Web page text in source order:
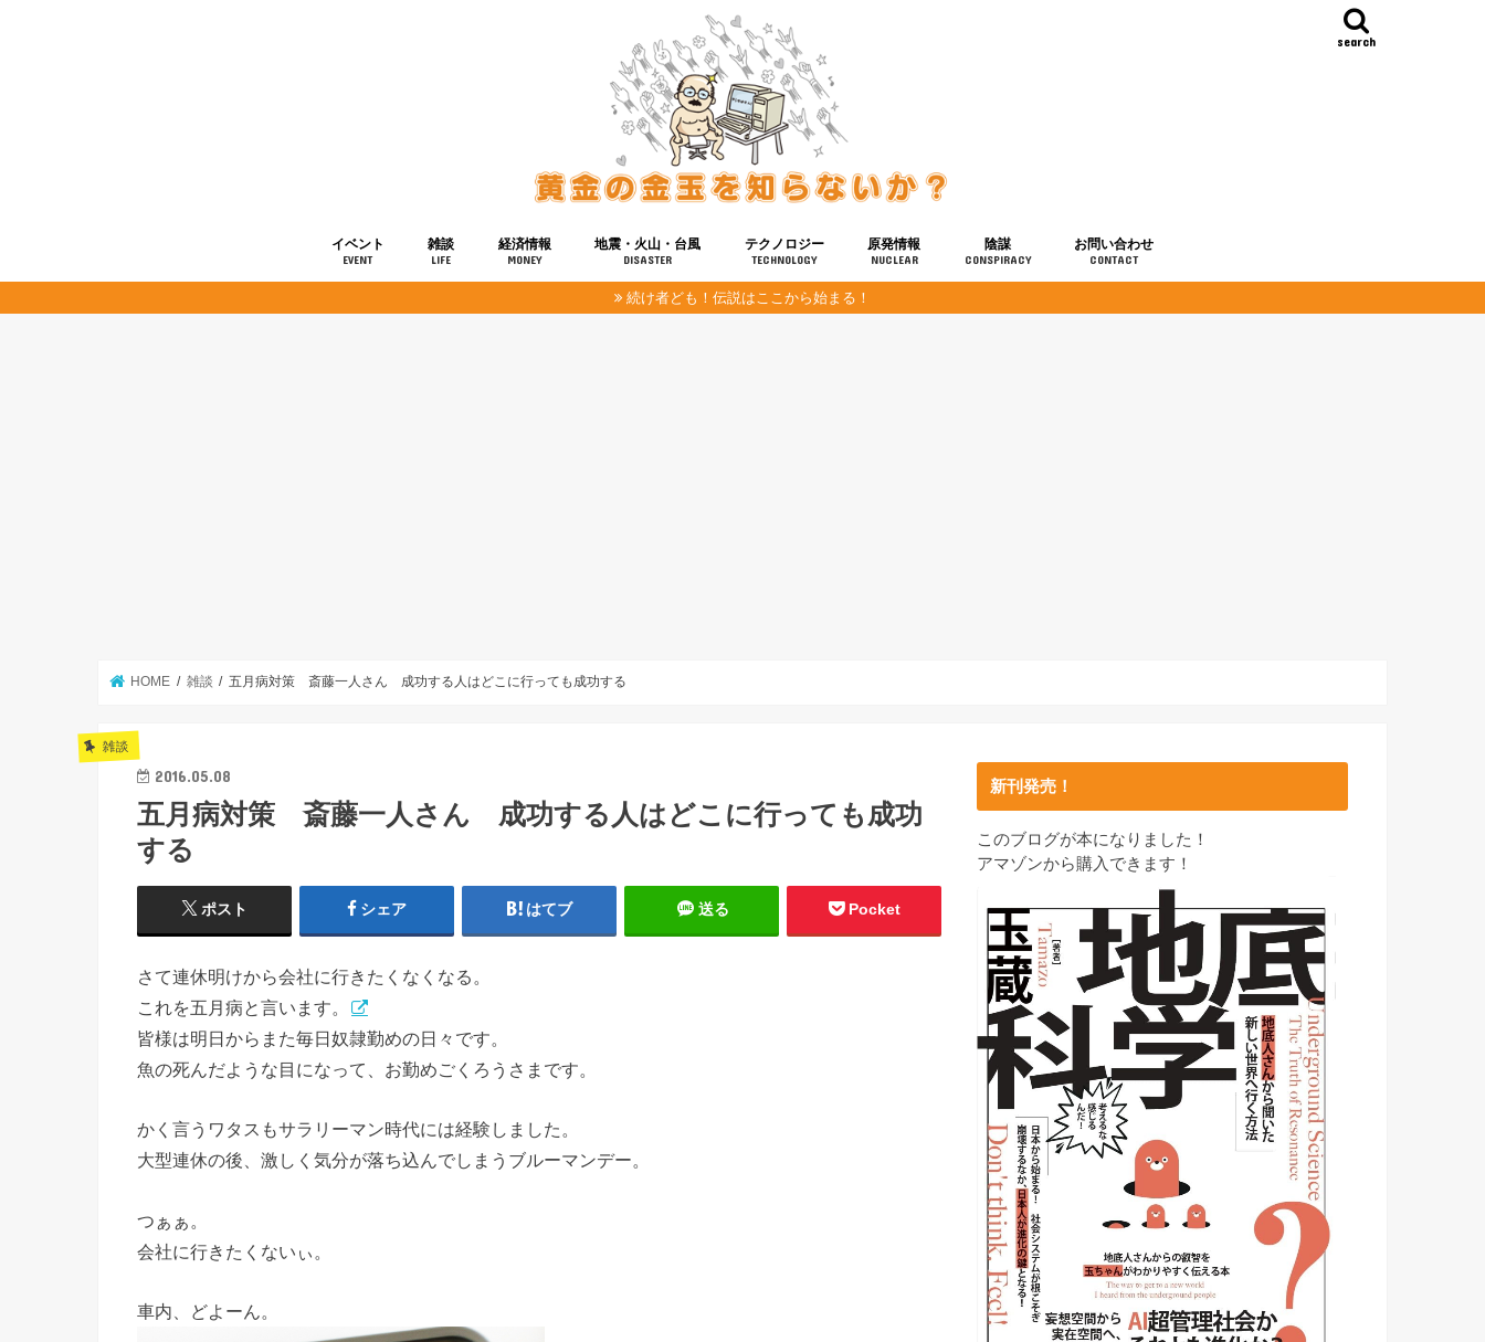
search
イベント
EVENT
雑談
LIFE
経済情報
MONEY
地震・火山・台風
DISASTER
テクノロジー
TECHNOLOGY
健康
宇宙
原発情報
NUCLEAR
陰謀
CONSPIRACY
お問い合わせ
CONTACT
続け者ども！伝説はここから始まる！
HOME 雑談 五月病対策 斎藤一人さん 成功する人はどこに行っても成功する
雑談
2016.05.08
五月病対策 斎藤一人さん 成功する人はどこに行っても成功
する
ポスト シェア はてブ 送る Pocket
さて連休明けから会社に行きたくなくなる。
これを五月病と言います。
皆様は明日からまた毎日奴隷勤めの日々です。
魚の死んだような目になって、お勤めごくろうさまです。
かく言うワタスもサラリーマン時代には経験しました。
大型連休の後、激しく気分が落ち込んでしまうブルーマンデー。
つぁぁ。
会社に行きたくないぃ。
車内、どよーん。
新刊発売！
このブログが本になりました！
アマゾンから購入できます！